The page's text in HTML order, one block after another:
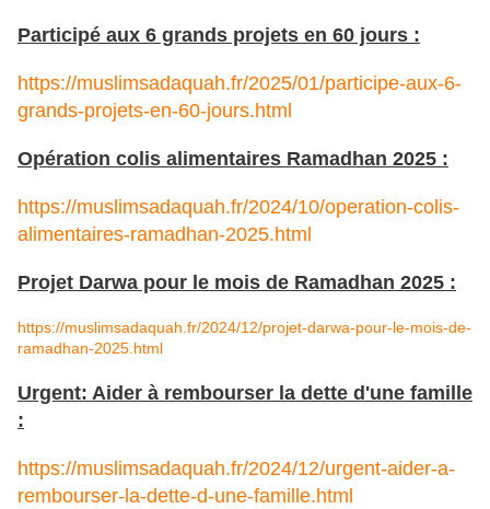
Participé aux 6 grands projets en 60 jours :
https://muslimsadaquah.fr/2025/01/participe-aux-6-
grands-projets-en-60-jours.html
Opération colis alimentaires Ramadhan 2025 :
https://muslimsadaquah.fr/2024/10/operation-colis-
alimentaires-ramadhan-2025.html
Projet Darwa pour le mois de Ramadhan 2025 :
https://muslimsadaquah.fr/2024/12/projet-darwa-pour-le-mois-de-
ramadhan-2025.html
Urgent: Aider à rembourser la dette d'une famille
:
https://muslimsadaquah.fr/2024/12/urgent-aider-a-
rembourser-la-dette-d-une-famille.html